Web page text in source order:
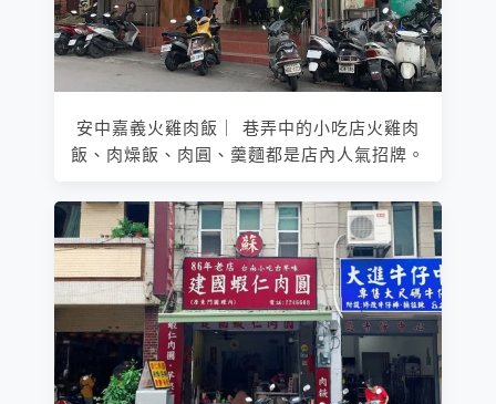
安中嘉義火雞肉飯｜ 巷弄中的小吃店火雞肉
飯、肉燥飯、肉圓、羹麵都是店內人氣招牌。